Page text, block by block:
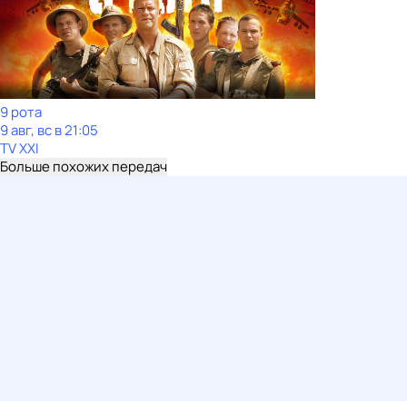
9 рота
9 авг, вс в 21:05
TV XXI
Больше похожих передач